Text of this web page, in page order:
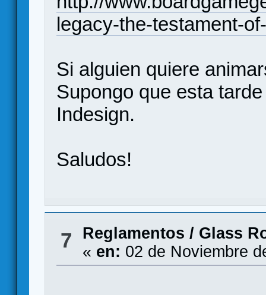
legacy-the-testament-
Si alguien quiere
Supongo que esta
Indesign.
Saludos!
7 Reglamentos / Glass
« en: 02 de Noviembre